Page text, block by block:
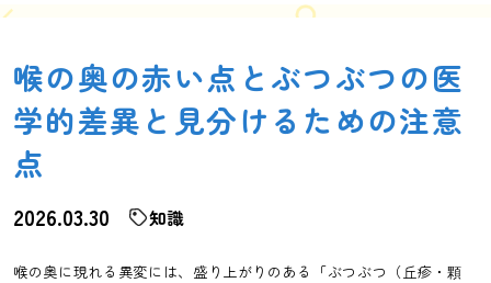
喉の奥の赤い点とぶつぶつの医
学的差異と見分けるための注意
点
2026.03.30 知識
喉の奥に現れる異変には、盛り上がりのある「ぶつぶつ（丘疹・顆